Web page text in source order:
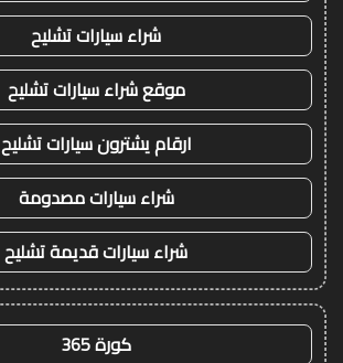
شراء سيارات تشليح
موقع شراء سيارات تشليح
ارقام يشترون سيارات تشليح
شراء سيارات مصدومة
شراء سيارات قديمة تشليح
كورة 365